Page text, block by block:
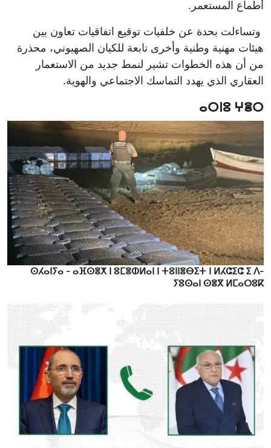
أطماع المستعمر.
وتساءلت بحدة عن خلفيات توقيع اتفاقيات تعاون بين
هيئات مهنية وطنية وأخرى تابعة للكيان الصهيوني، محذرة
من أن هذه الخطوات تشير لنمط جديد من الاستعمار
العقاري الذي يهدد التماسك الاجتماعي والهوية.
ⴰⵔⵏⵓ ⵖⴻⵔ
ⵙⵃⴰⵏⵢⴰ - ⴰⴼⵙⴻⵅ ⵏ ⵓⵎⴻⵀⵍⴰⵏ ⵏ ⵜⵓⵏⵏⴻⴱⵉⵜ ⵏ ⵍⵃⵛⵉⵛ ⵉ ⴷ-
ⵢⵓⵙⴰⵏ ⵙⴻⴳ ⵍⵎⴰⵔⵓⴽ